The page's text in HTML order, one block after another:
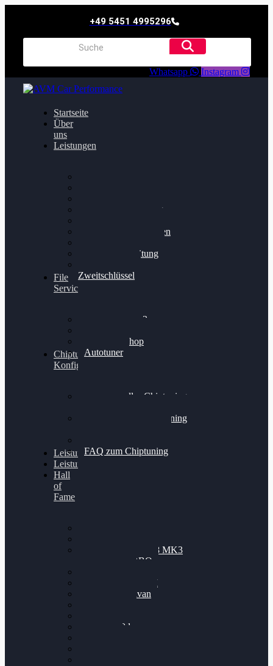
+49 5451 4995296
Whatsapp Instagram
Startseite
Über
uns
Leistungen
Getriebeoptimierung
Bremsscheiben planen
Felgenaufbereitung
Zweitschlüssel
File
Service
Alientech Kess3
Alientech Shop
Autotuner
Chiptuning
Konfigurator
Professionelles Chiptuning
Professionelles Chiptuning
FAQ zum Chiptuning
Leistungsmessung
Leistungsprüfstand
Hall
of
Fame
Nissan GT-R35 3.8 MK3
V6 TWINTURBO
VW Passat 2.0TDI
VW T6 Multivan
BMW 120d